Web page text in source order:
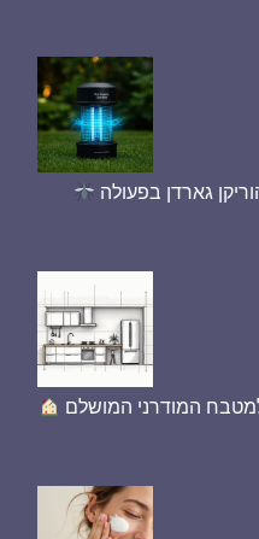
גארדן בפעולה
המודרני המושלם